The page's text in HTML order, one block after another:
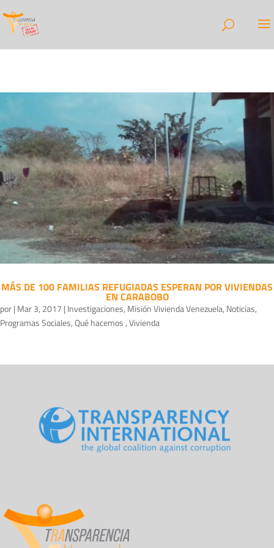
MÁS DE 100 FAMILIAS REFUGIADAS ESPERAN POR VIVIENDAS
EN CARABOBO
por| Mar 3, 2017 | Investigaciones, Misión Vivienda Venezuela, Noticias,
Programas Sociales,Qué hacemos ,Vivienda